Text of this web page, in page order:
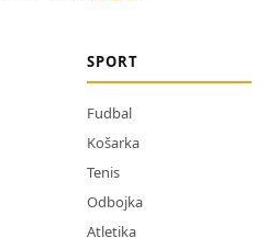
SPORT
Fudbal
Košarka
Tenis
Odbojka
Atletika